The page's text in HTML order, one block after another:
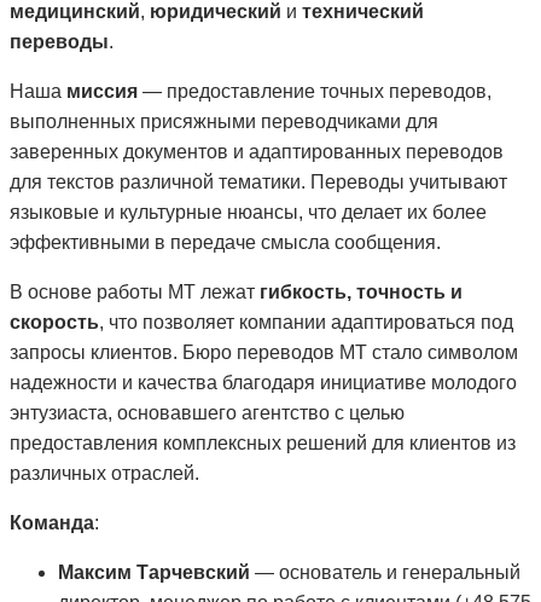
медицинский, юридический и технический
переводы.
Наша миссия — предоставление точных переводов,
выполненных присяжными переводчиками для
заверенных документов и адаптированных переводов
для текстов различной тематики. Переводы учитывают
языковые и культурные нюансы, что делает их более
эффективными в передаче смысла сообщения.
В основе работы MT лежат гибкость, точность и
скорость, что позволяет компании адаптироваться под
запросы клиентов. Бюро переводов MT стало символом
надежности и качества благодаря инициативе молодого
энтузиаста, основавшего агентство с целью
предоставления комплексных решений для клиентов из
различных отраслей.
Команда:
Максим Тарчевский — основатель и генеральный